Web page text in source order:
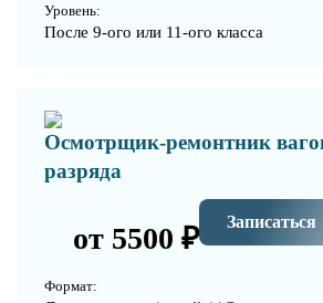
Уровень:
После 9-ого или 11-ого класса
Осмотрщик-ремонтник
разряда
от 5500 ₽ Записаться
Формат: